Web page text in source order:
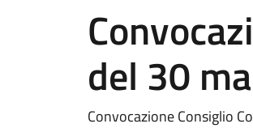
del 30
Convocazione Consiglio